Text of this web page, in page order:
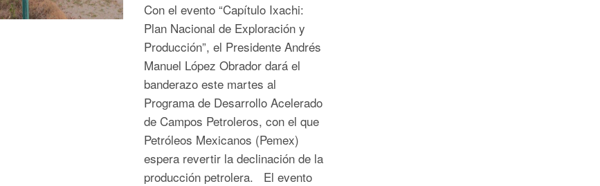
Con el evento “Capítulo Ixachi:
Plan Nacional de Exploración y
Producción”, el Presidente Andrés
Manuel López Obrador dará el
banderazo este martes al
Programa de Desarrollo Acelerado
de Campos Petroleros, con el que
Petróleos Mexicanos (Pemex)
espera revertir la declinación de la
producción petrolera. El evento